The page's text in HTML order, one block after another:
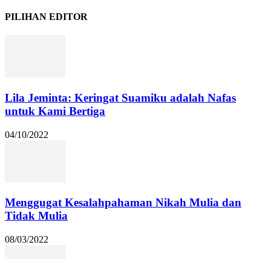
PILIHAN EDITOR
Lila Jeminta: Keringat Suamiku adalah Nafas
untuk Kami Bertiga
04/10/2022
Menggugat Kesalahpahaman Nikah Mulia dan
Tidak Mulia
08/03/2022